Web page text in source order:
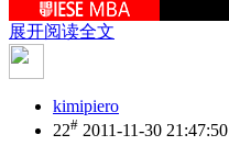
展开阅读全文
kimipiero
22# 2011-11-30 21:47:50